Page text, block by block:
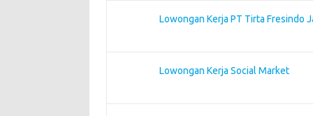
Lowongan Kerja PT Tirta Fresindo
Lowongan Kerja Social Market